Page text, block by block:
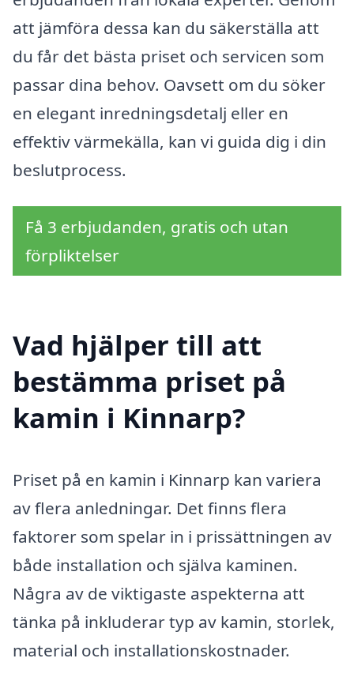
att jämföra dessa kan du säkerställa att
du får det bästa priset och servicen som
passar dina behov. Oavsett om du söker
en elegant inredningsdetalj eller en
effektiv värmekälla, kan vi guida dig i din
beslutprocess.
Få 3 erbjudanden, gratis och utan
förpliktelser
Vad hjälper till att
bestämma priset på
kamin i Kinnarp?
Priset på en kamin i Kinnarp kan variera
av flera anledningar. Det finns flera
faktorer som spelar in i prissättningen av
både installation och själva kaminen.
Några av de viktigaste aspekterna att
tänka på inkluderar typ av kamin, storlek,
material och installationskostnader.